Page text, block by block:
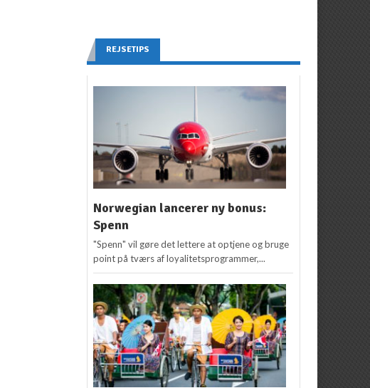
REJSETIPS
Norwegian lancerer ny bonus:
Spenn
"Spenn" vil gøre det lettere at optjene og bruge
point på tværs af loyalitetsprogrammer,...